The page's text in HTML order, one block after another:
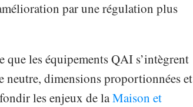
par une régulation plus
les équipements QAI s’intègrent
neutre, dimensions proportionnées et
les enjeux de laMaison et